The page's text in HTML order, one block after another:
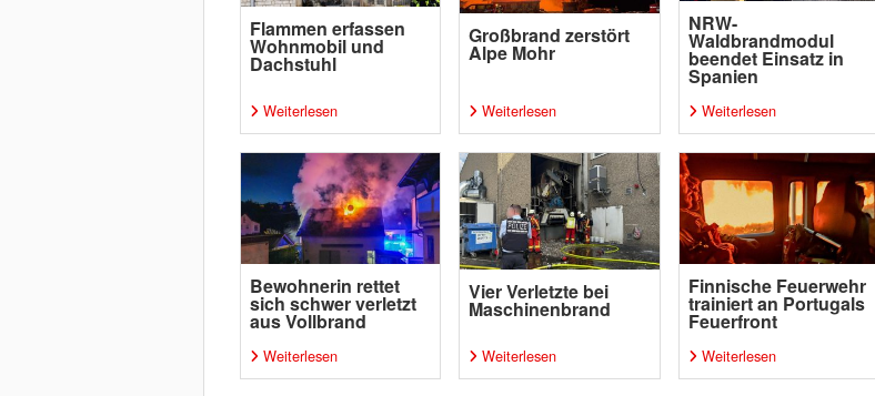
Flammen erfassen
Wohnmobil und
Dachstuhl
Weiterlesen
Großbrand zerstört
Alpe Mohr
Weiterlesen
NRW-
Waldbrandmodul
beendet Einsatz in
Spanien
Weiterlesen
Bewohnerin rettet
sich schwer verletzt
aus Vollbrand
Weiterlesen
Vier Verletzte bei
Maschinenbrand
Weiterlesen
Finnische Feuerwehr
trainiert an Portugals
Feuerfront
Weiterlesen